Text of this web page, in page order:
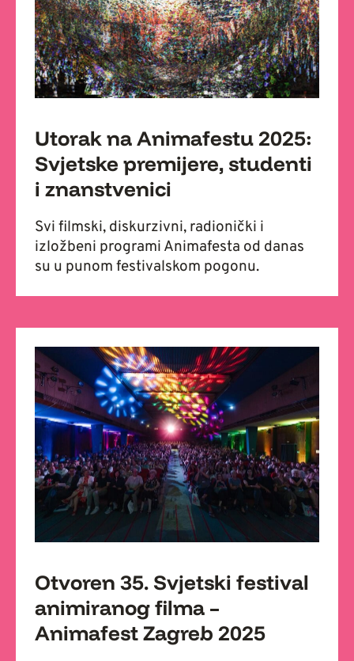
Utorak na Animafestu 2025:
Svjetske premijere, studenti
i znanstvenici
Svi filmski, diskurzivni, radionički i
izložbeni programi Animafesta od danas
su u punom festivalskom pogonu.
Otvoren 35. Svjetski festival
animiranog filma –
Animafest Zagreb 2025